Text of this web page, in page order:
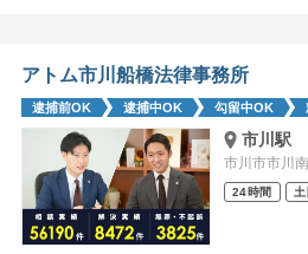
アトム市川船橋法律事務所
逮捕前OK 逮捕中OK 勾留中OK
市川駅
市川市市川
24時間